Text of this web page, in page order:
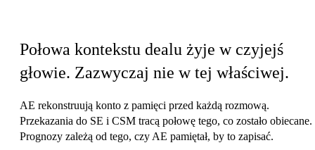
Połowa kontekstu dealu żyje w czyjejś
głowie. Zazwyczaj nie w tej właściwej.
AE rekonstruują konto z pamięci przed każdą rozmową.
Przekazania do SE i CSM tracą połowę tego, co zostało obiecane.
Prognozy zależą od tego, czy AE pamiętał, by to zapisać.